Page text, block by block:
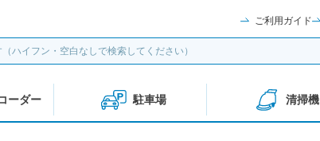
ご利用ガイド
ーダー 駐車場 清掃機